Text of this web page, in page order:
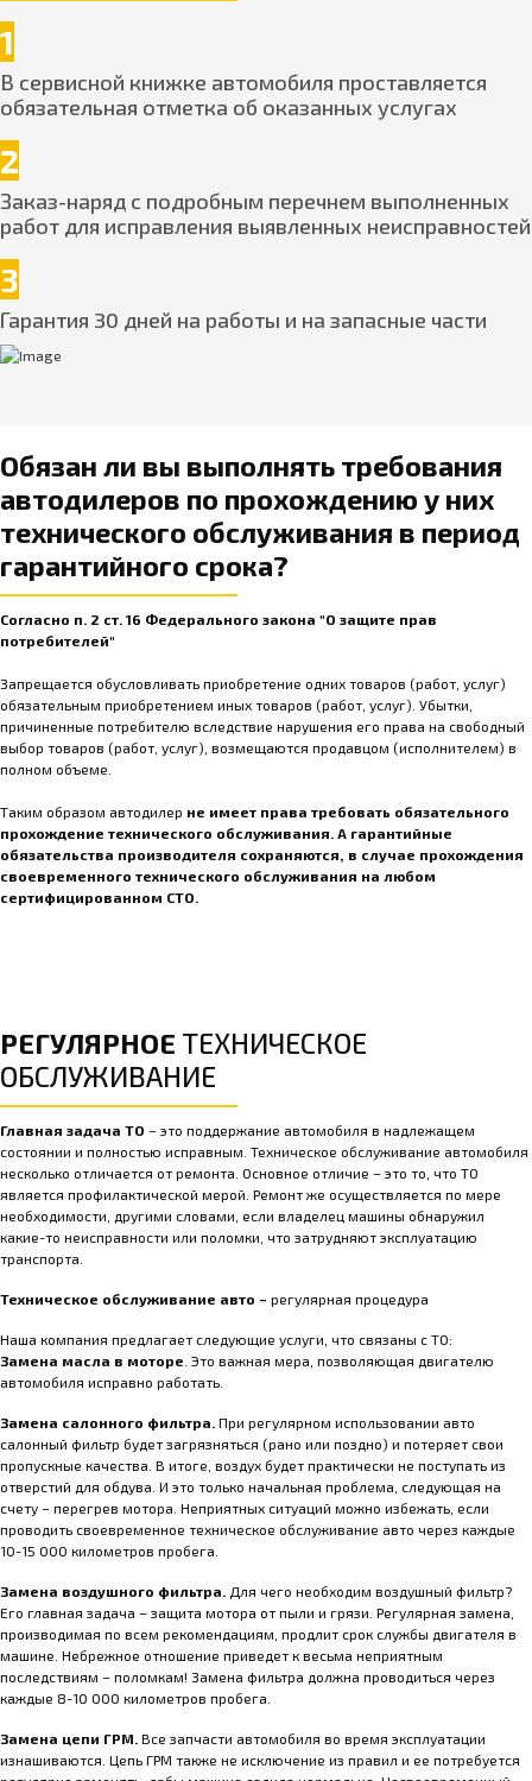
1
В сервисной книжке автомобиля проставляется
обязательная отметка об оказанных услугах
2
Заказ-наряд с подробным перечнем выполненных
работ для исправления выявленных неисправностей
3
Гарантия 30 дней на работы и на запасные части
Обязан ли вы выполнять требования
автодилеров по прохождению у них
технического обслуживания в период
гарантийного срока?
Согласно п. 2 ст. 16 Федерального закона "О защите прав
потребителей"
Запрещается обусловливать приобретение одних товаров (работ, услуг)
обязательным приобретением иных товаров (работ, услуг). Убытки,
причиненные потребителю вследствие нарушения его права на свободный
выбор товаров (работ, услуг), возмещаются продавцом (исполнителем) в
полном объеме.
Таким образом автодилер не имеет права требовать обязательного
прохождение технического обслуживания. А гарантийные
обязательства производителя сохраняются, в случае прохождения
своевременного технического обслуживания на любом
сертифицированном СТО.
РЕГУЛЯРНОЕ ТЕХНИЧЕСКОЕ
ОБСЛУЖИВАНИЕ
Главная задача ТО – это поддержание автомобиля в надлежащем
состоянии и полностью исправным. Техническое обслуживание автомобиля
несколько отличается от ремонта. Основное отличие – это то, что ТО
является профилактической мерой. Ремонт же осуществляется по мере
необходимости, другими словами, если владелец машины обнаружил
какие-то неисправности или поломки, что затрудняют эксплуатацию
транспорта.
Техническое обслуживание авто – регулярная процедура
Наша компания предлагает следующие услуги, что связаны с ТО:
Замена масла в моторе . Это важная мера, позволяющая двигателю
автомобиля исправно работать.
Замена салонного фильтра. При регулярном использовании авто
салонный фильтр будет загрязняться (рано или поздно) и потеряет свои
пропускные качества. В итоге, воздух будет практически не поступать из
отверстий для обдува. И это только начальная проблема, следующая на
счету – перегрев мотора. Неприятных ситуаций можно избежать, если
проводить своевременное техническое обслуживание авто через каждые
10-15 000 километров пробега.
Замена воздушного фильтра. Для чего необходим воздушный фильтр?
Его главная задача – защита мотора от пыли и грязи. Регулярная замена,
производимая по всем рекомендациям, продлит срок службы двигателя в
машине. Небрежное отношение приведет к весьма неприятным
последствиям – поломкам! Замена фильтра должна проводиться через
каждые 8-10 000 километров пробега.
Замена цепи ГРМ. Все запчасти автомобиля во время эксплуатации
изнашиваются. Цепь ГРМ также не исключение из правил и ее потребуется